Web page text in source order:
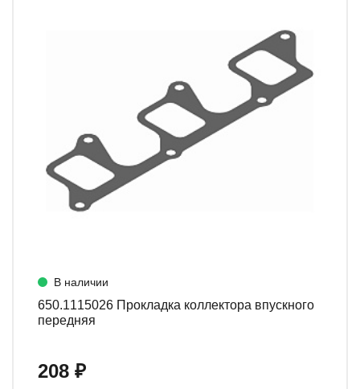
В наличии
650.1115026 Прокладка коллектора впускного
передняя
208 ₽